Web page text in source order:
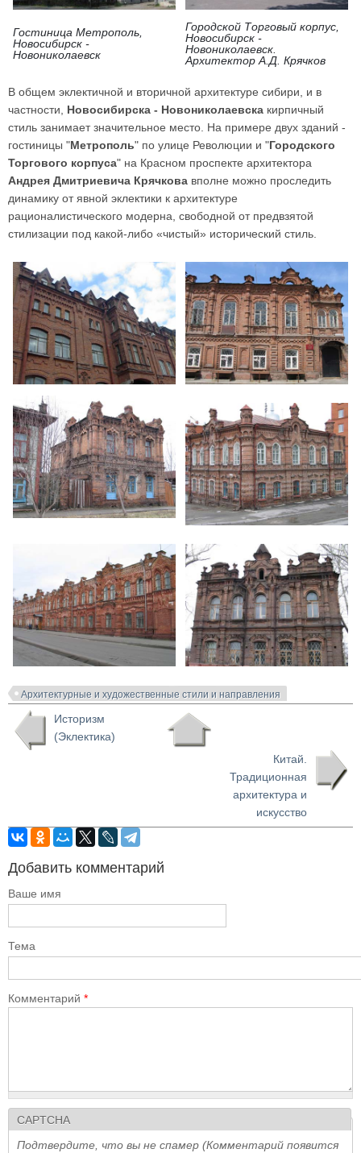
Гостиница Метрополь,
Новосибирск -
Новониколаевск
Городской Торговый корпус,
Новосибирск -
Новониколаевск.
Архитектор А.Д. Крячков
В общем эклектичной и вторичной архитектуре сибири, и в
частности, Новосибирска - Новониколаевска кирпичный
стиль занимает значительное место. На примере двух зданий -
гостиницы "Метрополь" по улице Революции и "Городского
Торгового корпуса" на Красном проспекте архитектора
Андрея Дмитриевича Крячкова вполне можно проследить
динамику от явной эклектики к архитектуре
рационалистического модерна, свободной от предвзятой
стилизации под какой-либо «чистый» исторический стиль.
Архитектурные и художественные стили и направления
Историзм
(Эклектика)
Китай.
Традиционная
архитектура и
искусство
Добавить комментарий
Ваше имя
Тема
Комментарий *
CAPTCHA
Подтвердите, что вы не спамер (Комментарий появится